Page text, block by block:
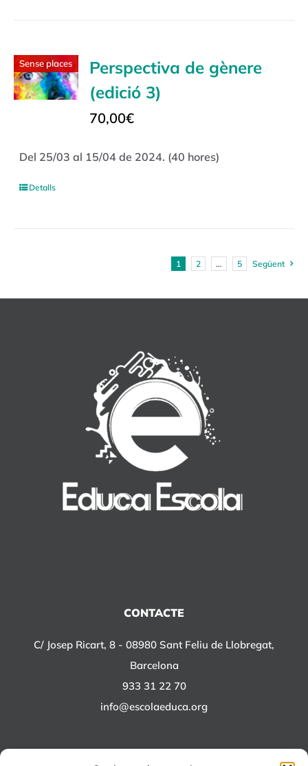
Sense places
Perspectiva de gènere
(edició 3)
70,00€
Del 25/03 al 15/04 de 2024. (40 hores)
Detalls
1 2 … 5 Següent
CONTACTE
C/ Josep Ricart, 8 - 08980 Sant Feliu de Llobregat,
Barcelona
933 31 22 70
info@escolaeduca.org